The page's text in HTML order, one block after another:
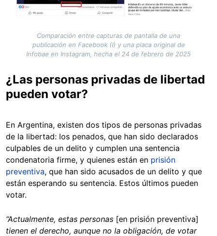
Comparación entre capturas de pantalla de una
publicación en Facebook (I) y una placa original de
Infobae en Instagram, hecha el 24 de febrero de 2025
¿Las personas privadas de libertad
pueden votar?
En Argentina, existen dos tipos de personas privadas
de la libertad: los penados, que han sido declarados
culpables de un delito y cumplen una sentencia
condenatoria firme, y quienes están en prisión
preventiva, que han sido acusados de un delito y que
están esperando su sentencia. Estos últimos pueden
votar.
“Actualmente, estas personas [en prisión preventiva]
tienen el derecho, aunque no la obligación, de votar